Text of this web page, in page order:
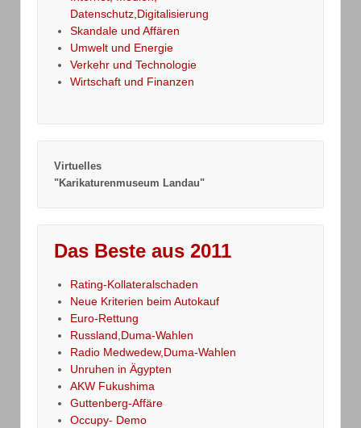
Datenschutz,Digitalisierung
Skandale und Affären
Umwelt und Energie
Verkehr und Technologie
Wirtschaft und Finanzen
Virtuelles
"Karikaturenmuseum Landau"
Das Beste aus 2011
Rating-Kollateralschaden
Neue Kriterien beim Autokauf
Euro-Rettung
Russland,Duma-Wahlen
Radio Medwedew,Duma-Wahlen
Unruhen in Ägypten
AKW Fukushima
Guttenberg-Affäre
Occupy- Demo